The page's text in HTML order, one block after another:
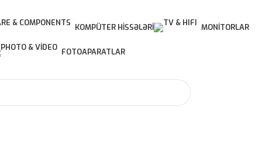
KOMPÜTER HISSƏLƏRI MONITORLAR
FOTOAPARATLAR